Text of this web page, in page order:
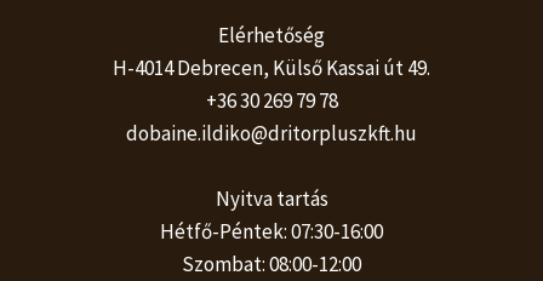
Elérhetőség
H-4014 Debrecen, Külső Kassai út 49.
+36 30 269 79 78
dobaine.ildiko@dritorpluszkft.hu
Nyitva tartás
Hétfő-Péntek: 07:30-16:00
Szombat: 08:00-12:00